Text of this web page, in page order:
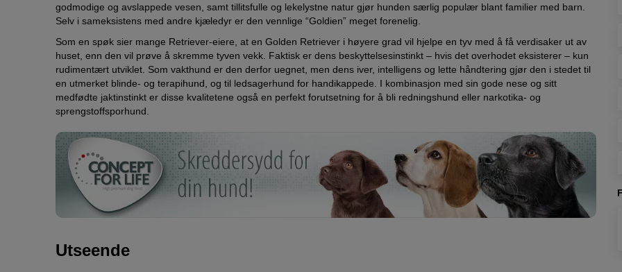
godmodige og avslappede vesen, samt tillitsfulle og lekelystne natur gjør hunden særlig populær blant familier med barn.
Selv i sameksistens med andre kjæledyr er den vennlige “Goldien” meget forenelig.
Som en spøk sier mange Retriever-eiere, at en Golden Retriever i høyere grad vil hjelpe en tyv med å få verdisaker ut av
huset, enn den vil prøve å skremme tyven vekk. Faktisk er dens beskyttelsesinstinkt – hvis det overhodet eksisterer – kun
rudimentært utviklet. Som vakthund er den derfor uegnet, men dens iver, intelligens og lette håndtering gjør den i stedet til
en utmerket blinde- og terapihund, og til ledsagerhund for handikappede. I kombinasjon med sin gode nese og sitt
medfødte jaktinstinkt er disse kvalitetene også en perfekt forutsetning for å bli redningshund eller narkotika- og
sprengstoffsporhund.
Utseende